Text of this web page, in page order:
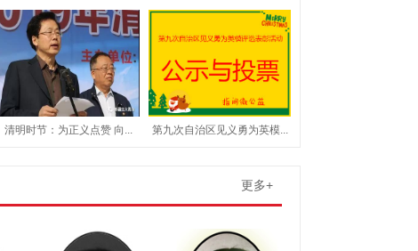
清明时节：为正义点赞 向... 第九次自治区见义勇为英模...
更多+